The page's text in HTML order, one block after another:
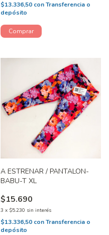
$13.336,50 conTransferencia o
depósito
A ESTRENAR / PANTALON-
BABU-T XL
$15.690
3 x $5.230 sin interés
$13.336,50 conTransferencia o
depósito